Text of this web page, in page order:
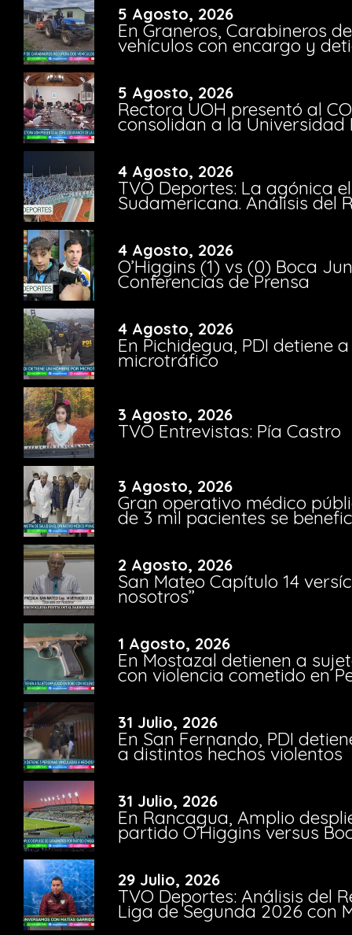
5 Agosto, 2026
En Graneros, Carabineros
vehículos con encargo y
5 Agosto, 2026
Rectora UOH presentó al
consolidan a la Universidad
4 Agosto, 2026
TVO Deportes: La agónica
Sudamericana. Análisis del
4 Agosto, 2026
O’Higgins (1) vs (0) Boca
Conferencias de Prensa
4 Agosto, 2026
En Pichidegua, PDI detiene
microtráfico
3 Agosto, 2026
TVO Entrevistas: Pía Castro
3 Agosto, 2026
Gran operativo médico
de 3 mil pacientes se
2 Agosto, 2026
San Mateo Capítulo 14
nosotros”
1 Agosto, 2026
En Mostazal detienen a
con violencia cometido en
31 Julio, 2026
En San Fernando, PDI
a distintos hechos violentos
31 Julio, 2026
En Rancagua, Amplio
partido O’Higgins versus
29 Julio, 2026
TVO Deportes: Análisis del
Liga de Segunda 2026 con